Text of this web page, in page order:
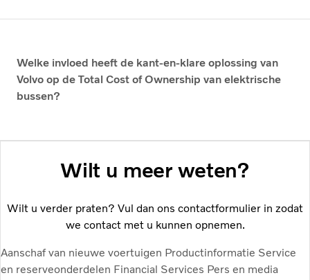
Welke invloed heeft de kant-en-klare oplossing van
Volvo op de Total Cost of Ownership van elektrische
bussen?
Wilt u meer weten?
Wilt u verder praten? Vul dan ons contactformulier in zodat
we contact met u kunnen opnemen.
Aanschaf van nieuwe voertuigen Productinformatie Service
en reserveonderdelen Financial Services Pers en media